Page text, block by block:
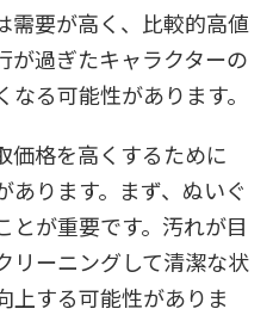
需要が高く、比較的高値
が過ぎたキャラクターの
る可能性があります。
価格を高くするために
あります。まず、ぬいぐ
とが重要です。汚れが目
リーニングして清潔な状
上する可能性がありま